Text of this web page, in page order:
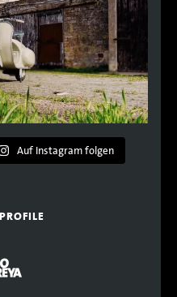
Auf Instagram folgen